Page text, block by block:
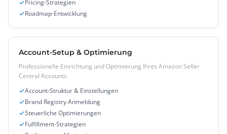
Pricing-Strategien
Roadmap-Entwicklung
Account-Setup & Optimierung
Professionelle Einrichtung und Optimierung Ihres Amazon Seller
Central Accounts.
Account-Struktur & Einstellungen
Brand Registry Anmeldung
Steuerliche Optimierungen
Fulfillment-Strategien